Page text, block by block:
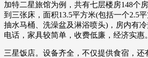
加特二星旅馆为例，共有七层楼房148个
到三张床，面积13.5平方米(包括一个2.5
抽水马桶、洗澡盆及淋浴喷头)，房内有冷
电话，家具较简单，收费低廉，经济实惠。
三星饭店。设备齐全，不仅提供食宿，还